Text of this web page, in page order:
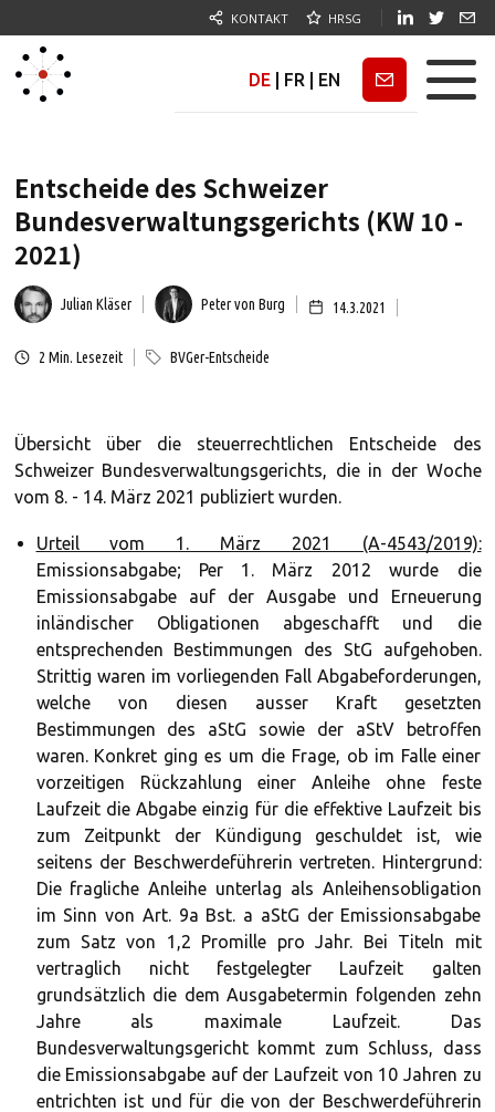
KONTAKT HRSG
DE FR EN Newsletter
Entscheide des Schweizer
Bundesverwaltungsgerichts (KW 10 -
2021)
Julian Kläser Peter von Burg 14.3.2021
2 Min. Lesezeit BVGer-Entscheide
Übersicht über die steuerrechtlichen Entscheide des
Schweizer Bundesverwaltungsgerichts, die in der Woche
vom 8. - 14. März 2021 publiziert wurden.
Urteil vom 1. März 2021 (A-4543/2019):
Emissionsabgabe; Per 1. März 2012 wurde die
Emissionsabgabe auf der Ausgabe und Erneuerung
inländischer Obligationen abgeschafft und die
entsprechenden Bestimmungen des StG aufgehoben.
Strittig waren im vorliegenden Fall Abgabeforderungen,
welche von diesen ausser Kraft gesetzten
Bestimmungen des aStG sowie der aStV betroffen
waren. Konkret ging es um die Frage, ob im Falle einer
vorzeitigen Rückzahlung einer Anleihe ohne feste
Laufzeit die Abgabe einzig für die effektive Laufzeit bis
zum Zeitpunkt der Kündigung geschuldet ist, wie
seitens der Beschwerdeführerin vertreten. Hintergrund:
Die fragliche Anleihe unterlag als Anleihensobligation
im Sinn von Art. 9a Bst. a aStG der Emissionsabgabe
zum Satz von 1,2 Promille pro Jahr. Bei Titeln mit
vertraglich nicht festgelegter Laufzeit galten
grundsätzlich die dem Ausgabetermin folgenden zehn
Jahre als maximale Laufzeit. Das
Bundesverwaltungsgericht kommt zum Schluss, dass
die Emissionsabgabe auf der Laufzeit von 10 Jahren zu
entrichten ist und für die von der Beschwerdeführerin